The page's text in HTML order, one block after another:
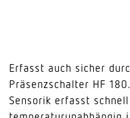
Erfasst auch sicher
Präsenzschalter HF
Sensorik erfasst